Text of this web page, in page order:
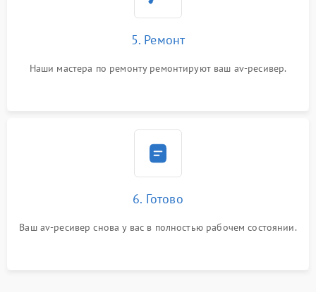
5. Ремонт
Наши мастера по ремонту ремонтируют ваш av-ресивер.
6. Готово
Ваш av-ресивер снова у вас в полностью рабочем состоянии.